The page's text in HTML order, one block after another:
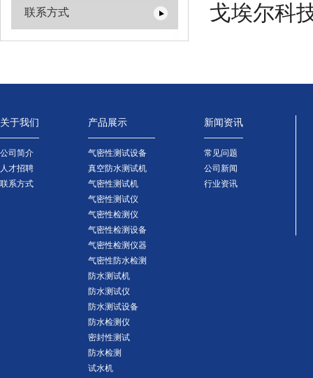
联系方式
戈埃尔科
关于我们
公司简介
人才招聘
联系方式
产品展示
气密性测试设备
真空防水测试机
气密性测试机
气密性测试仪
气密性检测仪
气密性检测设备
气密性检测仪器
气密性防水检测
防水测试机
防水测试仪
防水测试设备
防水检测仪
密封性测试
防水检测
试水机
新闻资讯
常见问题
公司新闻
行业资讯